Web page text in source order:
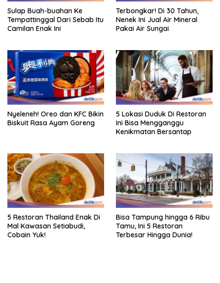
Sulap Buah-buahan Ke
Tempattinggal Dari Sebab Itu
Camilan Enak Ini
Terbongkar! Di 30 Tahun,
Nenek Ini Jual Air Mineral
Pakai Air Sungai
Nyeleneh! Oreo dan KFC Bikin
Biskuit Rasa Ayam Goreng
5 Lokasi Duduk Di Restoran
Ini Bisa Mengganggu
Kenikmatan Bersantap
5 Restoran Thailand Enak Di
Mal Kawasan Setiabudi,
Cobain Yuk!
Bisa Tampung hingga 6 Ribu
Tamu, Ini 5 Restoran
Terbesar Hingga Dunia!